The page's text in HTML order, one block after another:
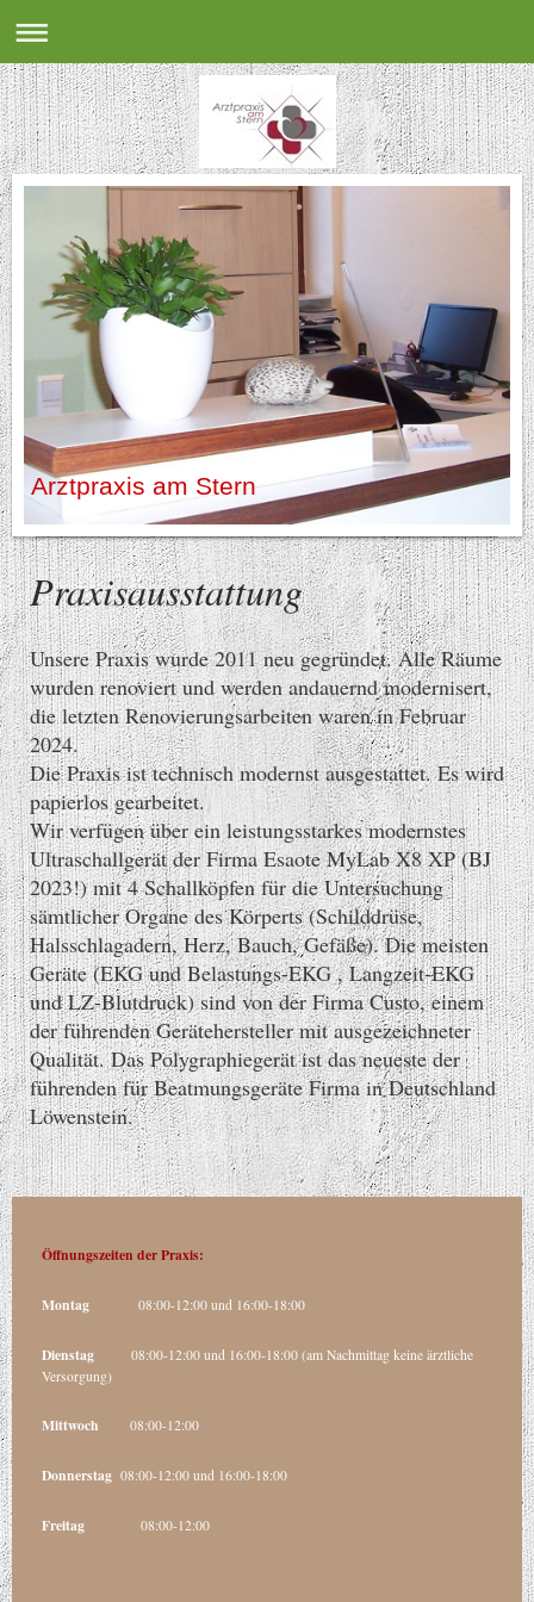
Arztpraxis am Stern
Praxisausstattung
Unsere Praxis wurde 2011 neu gegründet. Alle Räume
wurden renoviert und werden andauernd modernisert,
die letzten Renovierungsarbeiten waren in Februar
2024.
Die Praxis ist technisch modernst ausgestattet. Es wird
papierlos gearbeitet.
Wir verfügen über ein leistungsstarkes modernstes
Ultraschallgerät der Firma Esaote MyLab X8 XP (BJ
2023!) mit 4 Schallköpfen für die Untersuchung
sämtlicher Organe des Körperts (Schilddrüse,
Halsschlagadern, Herz, Bauch, Gefäße). Die meisten
Geräte (EKG und Belastungs-EKG , Langzeit-EKG
und LZ-Blutdruck) sind von der Firma Custo, einem
der führenden Gerätehersteller mit ausgezeichneter
Qualität. Das Polygraphiegerät ist das neueste der
führenden für Beatmungsgeräte Firma in Deutschland
Löwenstein.
Öffnungszeiten der Praxis:
Montag 08:00-12:00 und 16:00-18:00
Dienstag
08:00-12:00 und 16:00-18:00 (am Nachmittag keine ärztliche
Versorgung)
Mittwoch 08:00-12:00
Donnerstag 08:00-12:00 und 16:00-18:00
Freitag 08:00-12:00